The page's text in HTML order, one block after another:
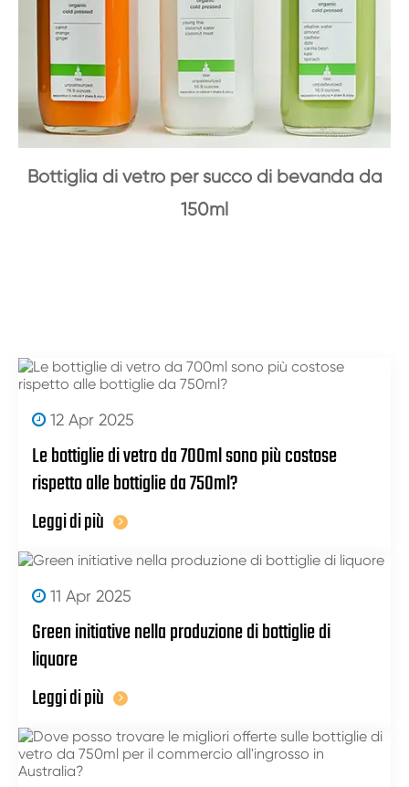
Bottiglia di vetro per succo di bevanda da
150ml
12 Apr 2025
Le bottiglie di vetro da 700ml sono più costose
rispetto alle bottiglie da 750ml?
Leggi di più
11 Apr 2025
Green initiative nella produzione di bottiglie di
liquore
Leggi di più